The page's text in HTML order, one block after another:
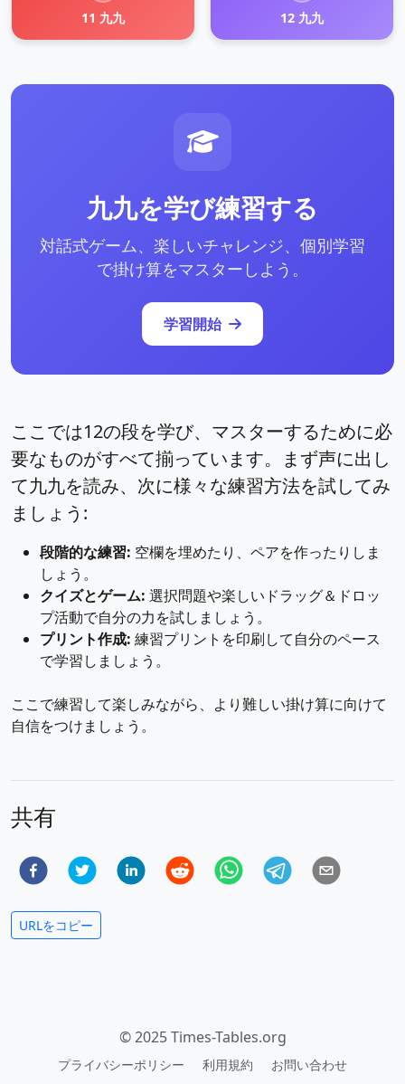
11 九九 12 九九
九九を学び練習する
対話式ゲーム、楽しいチャレンジ、個別学習
で掛け算をマスターしよう。
学習開始
ここでは12の段を学び、マスターするために必
要なものがすべて揃っています。まず声に出し
て九九を読み、次に様々な練習方法を試してみ
ましょう:
段階的な練習: 空欄を埋めたり、ペアを作ったりしま
しょう。
クイズとゲーム: 選択問題や楽しいドラッグ＆ドロッ
プ活動で自分の力を試しましょう。
プリント作成: 練習プリントを印刷して自分のペース
で学習しましょう。
ここで練習して楽しみながら、より難しい掛け算に向けて
自信をつけましょう。
共有
URLをコピー
© 2025 Times-Tables.org
プライバシーポリシー 利用規約 お問い合わせ